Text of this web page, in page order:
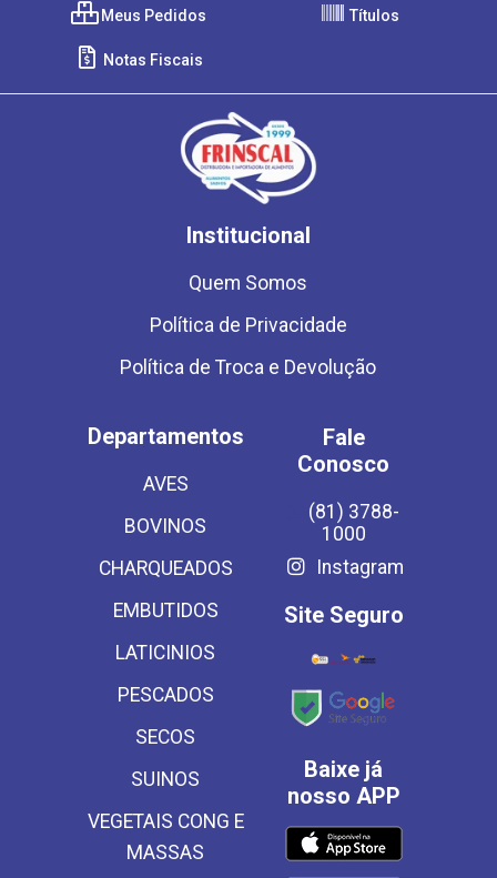
Meus Pedidos Títulos
Notas Fiscais
Institucional
Quem Somos
Política de Privacidade
Política de Troca e Devolução
Departamentos
AVES
BOVINOS
CHARQUEADOS
EMBUTIDOS
LATICINIOS
PESCADOS
SECOS
SUINOS
VEGETAIS CONG E
MASSAS
Fale
Conosco
(81) 3788-
1000
Instagram
Site Seguro
Baixe já
nosso APP